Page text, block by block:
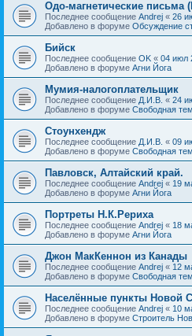
Одо-магнетические письма
Последнее сообщение Andrej « 26
Добавлено в форуме Обсуждение
Бийск
Последнее сообщение OK « 04 июл
Добавлено в форуме Агни Йога
Мумия-налогоплательщик
Последнее сообщение Д.И.В. « 24
Добавлено в форуме Свободная
Стоунхендж
Последнее сообщение Д.И.В. « 09
Добавлено в форуме Свободная
Павловск, Алтайский край.
Последнее сообщение Andrej « 19
Добавлено в форуме Агни Йога
Портреты Н.К.Рериха
Последнее сообщение Andrej « 18
Добавлено в форуме Агни Йога
Джон МакКеннон из Канады
Последнее сообщение Andrej « 12
Добавлено в форуме Свободная
Населённые пункты Новой
Последнее сообщение Andrej « 10
Добавлено в форуме Строитель